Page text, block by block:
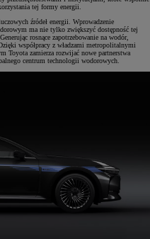
tej formy energii.
źródeł energii. Wprowadzenie
ma nie tylko zwiększyć dostępność tej
rosnące zapotrzebowanie na wodór,
współpracy z władzami metropolitalnymi
Toyota zamierza rozwijać nowe partnerstwa
centrum technologii wodorowych.